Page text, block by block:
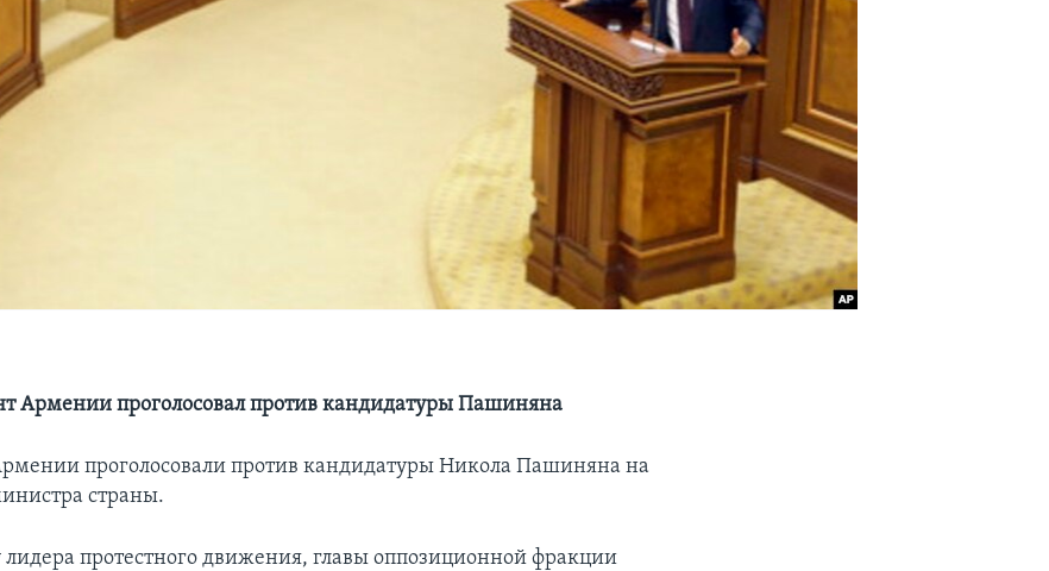
Армении проголосовал против кандидатуры Пашиняна
проголосовали против кандидатуры Никола Пашиняна на
страны.
лидера протестного движения, главы оппозиционной фракции